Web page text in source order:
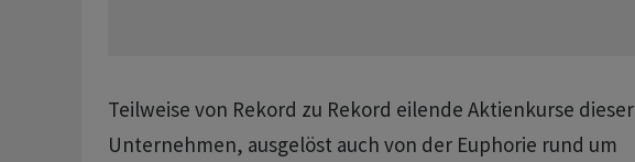
Teilweise von Rekord zu Rekord eilende Aktienkurse dieser
Unternehmen, ausgelöst auch von der Euphorie rund um